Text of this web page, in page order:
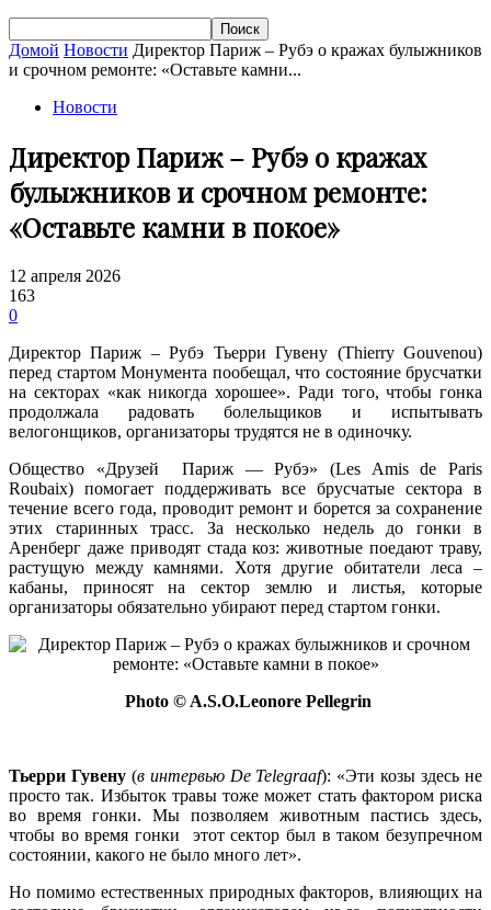
Домой Новости Директор Париж – Рубэ о кражах булыжников
и срочном ремонте: «Оставьте камни...
Новости
Директор Париж – Рубэ о кражах
булыжников и срочном ремонте:
«Оставьте камни в покое»
12 апреля 2026
163
0
Директор Париж – Рубэ Тьерри Гувену (Thierry Gouvenou)
перед стартом Монумента пообещал, что состояние брусчатки
на секторах «как никогда хорошее». Ради того, чтобы гонка
продолжала радовать болельщиков и испытывать
велогонщиков, организаторы трудятся не в одиночку.
Общество «Друзей Париж — Рубэ» (Les Amis de Paris
Roubaix) помогает поддерживать все брусчатые сектора в
течение всего года, проводит ремонт и борется за сохранение
этих старинных трасс. За несколько недель до гонки в
Аренберг даже приводят стада коз: животные поедают траву,
растущую между камнями. Хотя другие обитатели леса –
кабаны, приносят на сектор землю и листья, которые
организаторы обязательно убирают перед стартом гонки.
Photo © A.S.O.Leonore Pellegrin
Тьерри Гувену(в интервью De Telegraaf): «Эти козы здесь не
просто так. Избыток травы тоже может стать фактором риска
во время гонки. Мы позволяем животным пастись здесь,
чтобы во время гонки этот сектор был в таком безупречном
состоянии, какого не было много лет».
Но помимо естественных природных факторов, влияющих на